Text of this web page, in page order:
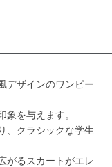
デザインのワンピー
象を与えます。
、クラシックな学生
がるスカートがエレ